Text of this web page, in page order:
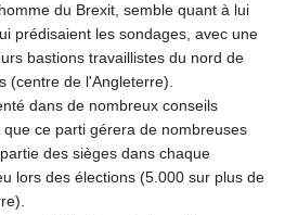
LRD 208.057415
LSL 18.726567
LTL 3.413768
LVL 0.699335
LYD 7.331909
MAD 10.743067
MDL 20.044751
MGA
du Brexit, semble quant à lui
prédisaient les sondages, avec une
bastions travaillistes du nord de
(centre de l'Angleterre).
dans de nombreux conseils
ce parti gérera de nombreuses
des sièges dans chaque
lors des élections (5.000 sur plus de